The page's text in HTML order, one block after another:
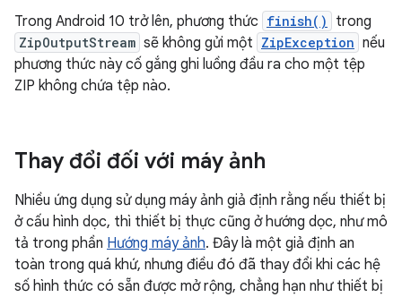
Trong Android 10 trở lên, phương thức finish() trong
ZipOutputStream sẽ không gửi một ZipException nếu
phương thức này cố gắng ghi luồng đầu ra cho một tệp
ZIP không chứa tệp nào.
Thay đổi đối với máy ảnh
Nhiều ứng dụng sử dụng máy ảnh giả định rằng nếu thiết bị
ở cấu hình dọc, thì thiết bị thực cũng ở hướng dọc, như mô
tả trong phần Hướng máy ảnh. Đây là một giả định an
toàn trong quá khứ, nhưng điều đó đã thay đổi khi các hệ
số hình thức có sẵn được mở rộng, chẳng hạn như thiết bị